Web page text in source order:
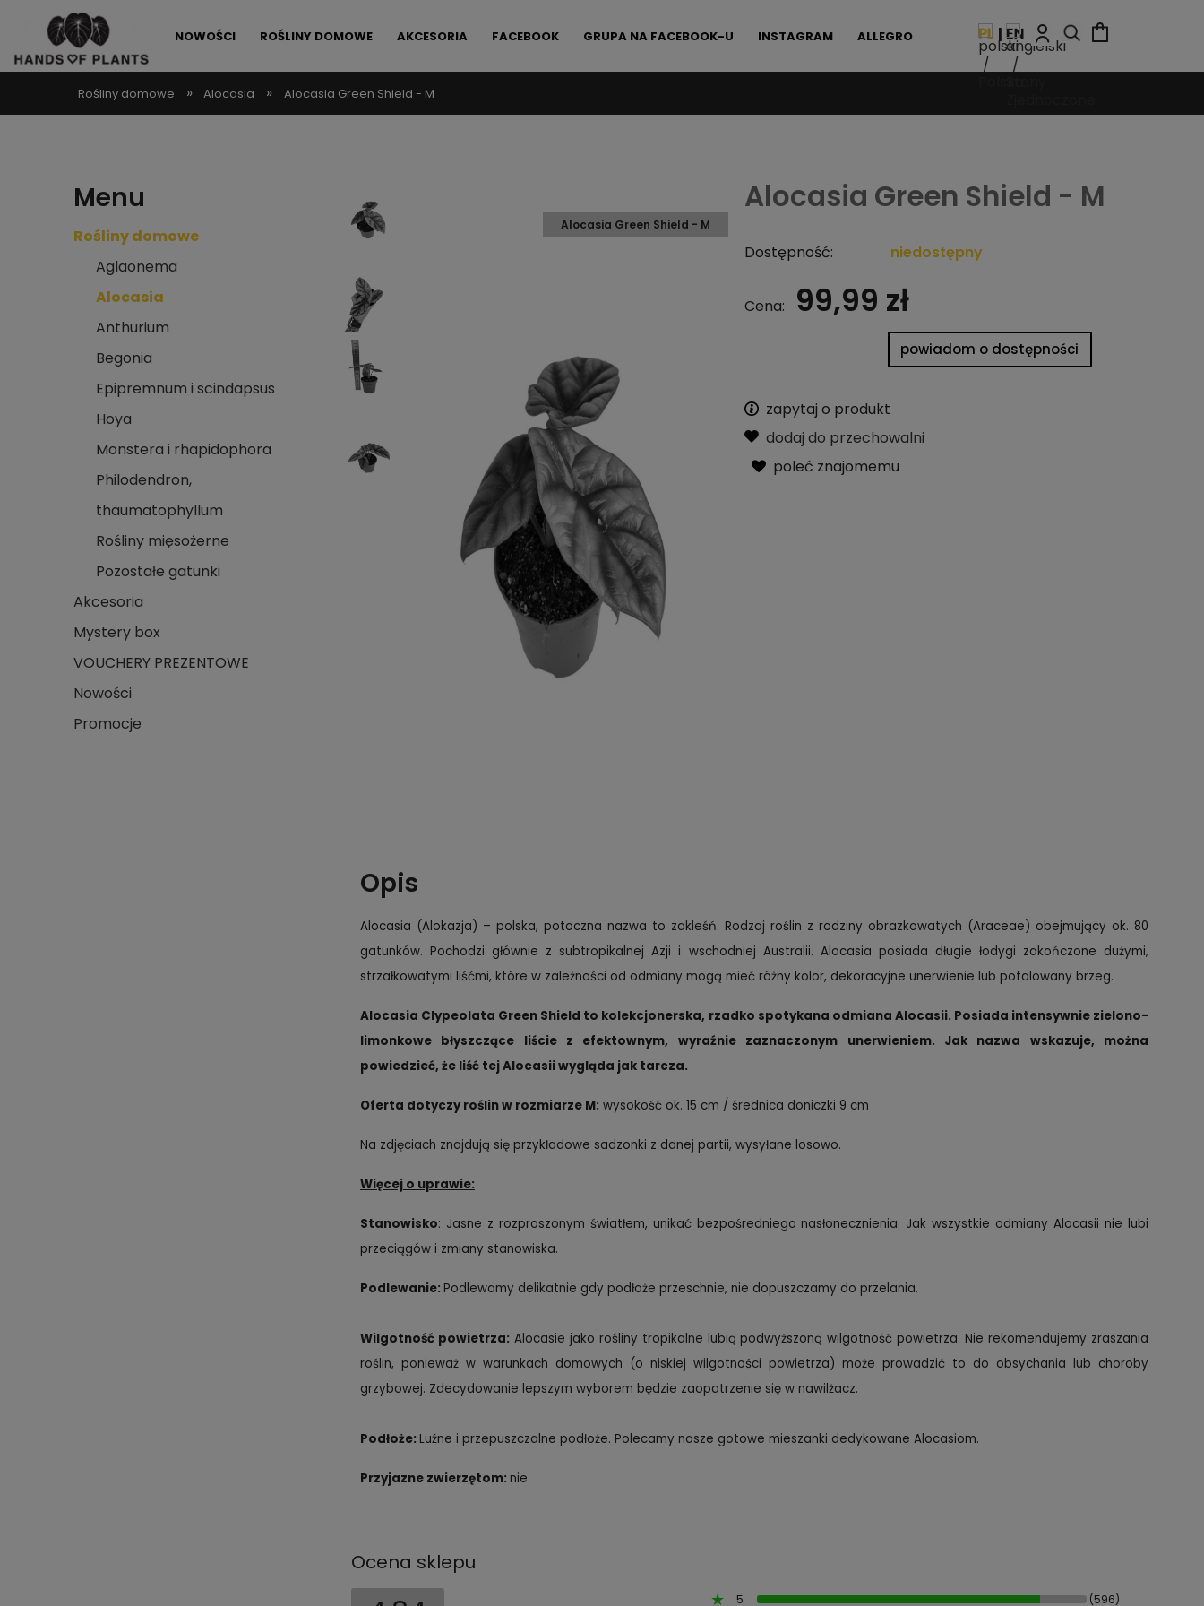
NOWOŚCI ROŚLINY DOMOWE AKCESORIA FACEBOOK GRUPA NA FACEBOOK-U INSTAGRAM ALLEGRO
ALLEGRO LOKALNIE PROMOCJE FAQ KONTAKT
Rośliny domowe » Alocasia » Alocasia Green Shield - M
Menu
Rośliny domowe
Aglaonema
Alocasia
Anthurium
Begonia
Epipremnum i scindapsus
Hoya
Monstera i rhapidophora
Philodendron,
thaumatophyllum
Rośliny mięsożerne
Pozostałe gatunki
Akcesoria
Mystery box
VOUCHERY PREZENTOWE
Nowości
Promocje
Alocasia Green Shield - M
Alocasia Green Shield - M
Dostępność: niedostępny
Cena: 99,99 zł
powiadom o dostępności
zapytaj o produkt
dodaj do przechowalni
poleć znajomemu
Opis
Alocasia (Alokazja) – polska, potoczna nazwa to zakleśń. Rodzaj roślin z rodziny obrazkowatych (Araceae) obejmujący ok. 80
gatunków. Pochodzi głównie z subtropikalnej Azji i wschodniej Australii. Alocasia posiada długie łodygi zakończone dużymi,
strzałkowatymi liśćmi, które w zależności od odmiany mogą mieć różny kolor, dekoracyjne unerwienie lub pofalowany brzeg.
Alocasia Clypeolata Green Shield to kolekcjonerska, rzadko spotykana odmiana Alocasii. Posiada intensywnie zielono-
limonkowe błyszczące liście z efektownym, wyraźnie zaznaczonym unerwieniem. Jak nazwa wskazuje, można
powiedzieć, że liść tej Alocasii wygląda jak tarcza.
Oferta dotyczy roślin w rozmiarze M: wysokość ok. 15 cm / średnica doniczki 9 cm
Na zdjęciach znajdują się przykładowe sadzonki z danej partii, wysyłane losowo.
Więcej o uprawie:
Stanowisko: Jasne z rozproszonym światłem, unikać bezpośredniego nasłonecznienia. Jak wszystkie odmiany Alocasii nie lubi
przeciągów i zmiany stanowiska.
Podlewanie: Podlewamy delikatnie gdy podłoże przeschnie, nie dopuszczamy do przelania.
Wilgotność powietrza: Alocasie jako rośliny tropikalne lubią podwyższoną wilgotność powietrza. Nie rekomendujemy zraszania
roślin, ponieważ w warunkach domowych (o niskiej wilgotności powietrza) może prowadzić to do obsychania lub choroby
grzybowej. Zdecydowanie lepszym wyborem będzie zaopatrzenie się w nawilżacz.
Podłoże: Luźne i przepuszczalne podłoże. Polecamy nasze gotowe mieszanki dedykowane Alocasiom.
Przyjazne zwierzętom: nie
Ocena sklepu
5 (596)